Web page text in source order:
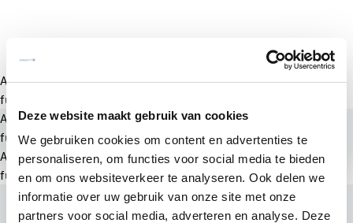
Deze website maakt gebruik van cookies
We gebruiken cookies om content en advertenties te
personaliseren, om functies voor social media te bieden
en om ons websiteverkeer te analyseren. Ook delen we
informatie over uw gebruik van onze site met onze
partners voor social media, adverteren en analyse. Deze
A rendering error occurred:a.substring(...).replaceAll is not a
function
A rendering error occurred:a.substring(...).replaceAll is not a
function.
A rendering error occurred:a.substring(...).replaceAll is not a
function.